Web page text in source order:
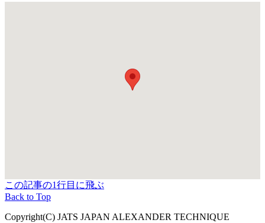
この記事の1行目に飛ぶ
Back to Top
Copyright(C) JATS JAPAN ALEXANDER TECHNIQUE